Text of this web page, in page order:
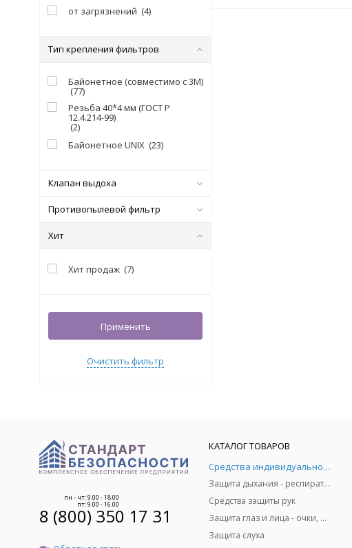
от загрязнений (4)
Тип крепления фильтров
Байонетное (совместимо с 3М)
(77)
Резьба 40*4 мм (ГОСТ Р
12.4.214-99)
(2)
Байонетное UNIX (23)
Клапан выдоха
Противопылевой фильтр
Хит
Хит продаж (7)
Применить
Очистить фильтр
пн - чт: 9.00 - 18.00
пт: 9.00 - 16.00
8 (800) 350 17 31
КАТАЛОГ ТОВАРОВ
Средства индивидуальной защиты
Защита дыхания - респираторы, противогазы, фильтры, дозиметры
Средства защиты рук
Защита глаз и лица - очки, щитки
Защита слуха